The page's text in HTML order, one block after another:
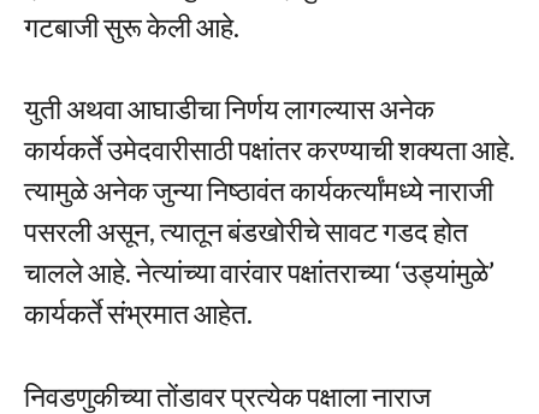
गटबाजी सुरू केली आहे.
युती अथवा आघाडीचा निर्णय लागल्यास अनेक
कार्यकर्ते उमेदवारीसाठी पक्षांतर करण्याची शक्यता आहे.
त्यामुळे अनेक जुन्या निष्ठावंत कार्यकर्त्यांमध्ये नाराजी
पसरली असून, त्यातून बंडखोरीचे सावट गडद होत
चालले आहे. नेत्यांच्या वारंवार पक्षांतराच्या ‘उड्यांमुळे’
कार्यकर्ते संभ्रमात आहेत.
निवडणुकीच्या तोंडावर प्रत्येक पक्षाला नाराज